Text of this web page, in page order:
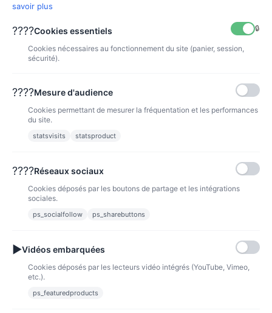
54,90 €
Produit(s) 1 à 7 sur 7 produit(s)
savoir plus
????Cookies essentiels 🔒
Cookies nécessaires au fonctionnement du site (panier, session,
sécurité).
????Mesure d'audience
Cookies permettant de mesurer la fréquentation et les performances
du site.
statsvisits statsproduct
????Réseaux sociaux
Cookies déposés par les boutons de partage et les intégrations
sociales.
ps_socialfollow ps_sharebuttons
▶Vidéos embarquées
Cookies déposés par les lecteurs vidéo intégrés (YouTube, Vimeo,
etc.).
ps_featuredproducts